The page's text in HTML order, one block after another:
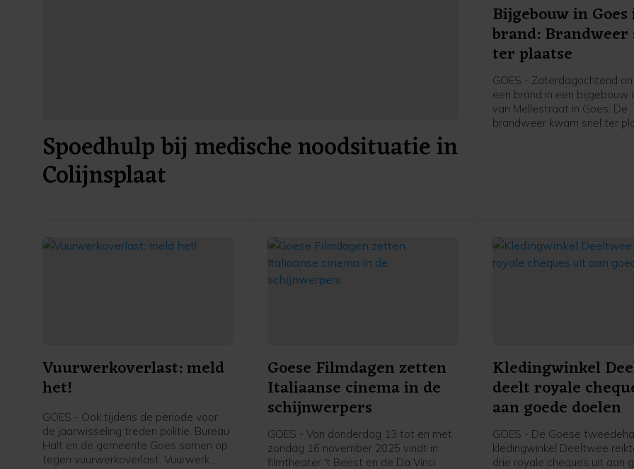
Spoedhulp bij medische noodsituatie in
Colijnsplaat
Bijgebouw in
brand: Brandweer
ter plaatse
GOES - Zaterdagochtend
een brand in een bijgebouw
van Mellestraat in Goes. De
brandweer kwam snel ter
Vuurwerkoverlast: meld
het!
GOES - Ook tijdens de periode voor
de jaarwisseling treden politie, Bureau
Halt en de gemeente Goes samen op
tegen vuurwerkoverlast. Vuurwerk
Goese Filmdagen zetten
Italiaanse cinema in de
schijnwerpers
GOES - Van donderdag 13 tot en met
zondag 16 november 2025 vindt in
filmtheater 't Beest en de Da Vinci
Kledingwinkel
deelt royale
aan goede doelen
GOES - De Goese
kledingwinkel Deeltwee
drie royale cheques uit aan